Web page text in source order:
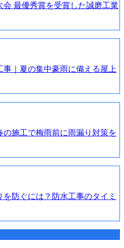
会 最優秀賞を受賞した誠磨工業
｜夏の集中豪雨に備える屋上
の施工で梅雨前に雨漏り対策を
防ぐには？防水工事のタイミ